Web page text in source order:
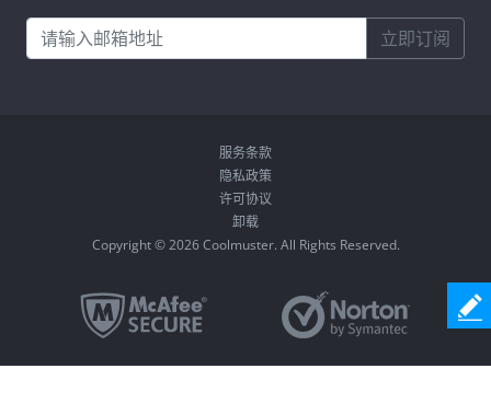
立即订阅
服务条款
隐私政策
许可协议
卸载
Copyright © 2026 Coolmuster. All Rights Reserved.